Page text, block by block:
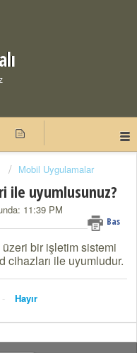
Mobil Uygulamalar
ile uyumlusunuz?
Bas
11:39 PM
üzeri bir işletim sistemi
cihazları ile uyumludur.
Hayır